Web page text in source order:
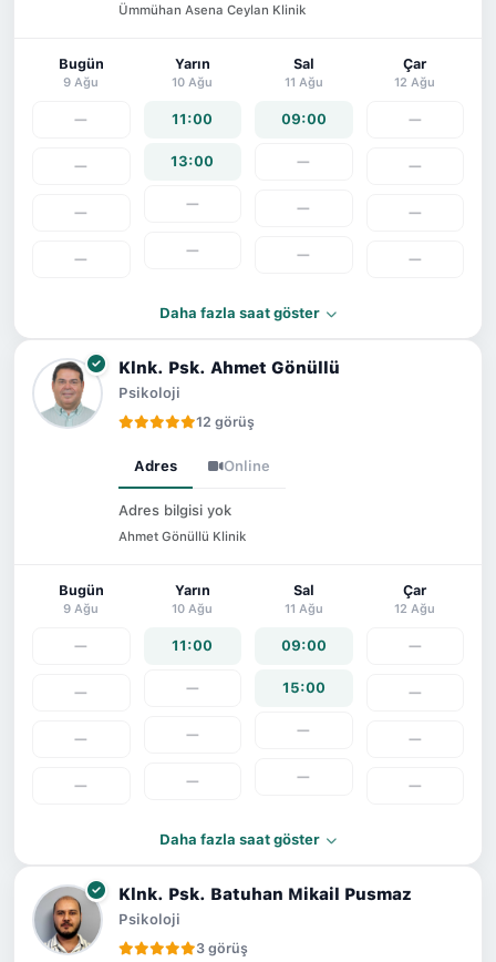
Ümmühan Asena Ceylan Klinik
Bugün
9 Ağu
—
—
—
—
Yarın
10 Ağu
11:00
13:00
—
—
Sal
11 Ağu
09:00
—
—
—
Çar
12 Ağu
—
—
—
—
Daha fazla saat göster
Klnk. Psk. Ahmet Gönüllü
Psikoloji
12 görüş
Adres Online
Adres bilgisi yok
Ahmet Gönüllü Klinik
Bugün
9 Ağu
—
—
—
—
Yarın
10 Ağu
11:00
—
—
—
Sal
11 Ağu
09:00
15:00
—
—
Çar
12 Ağu
—
—
—
—
Daha fazla saat göster
Klnk. Psk. Batuhan Mikail Pusmaz
Psikoloji
3 görüş